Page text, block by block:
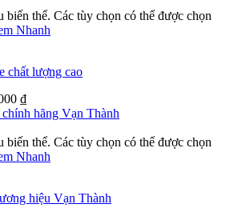
biến thể. Các tùy chọn có thể được chọn
Nhanh
chất lượng cao
₫
biến thể. Các tùy chọn có thể được chọn
Nhanh
hiệu Vạn Thành